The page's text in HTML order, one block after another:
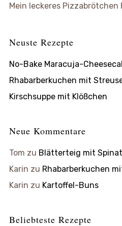
Mein leckeres Pizzabrötchen
Neuste Rezepte
No-Bake Maracuja-
Rhabarberkuchen mit
Kirschsuppe mit Klößchen
Neue Kommentare
Tom zu Blätterteig mit
Karin zu Rhabarberkuchen
Karin zu Kartoffel-Buns
Beliebteste Rezepte